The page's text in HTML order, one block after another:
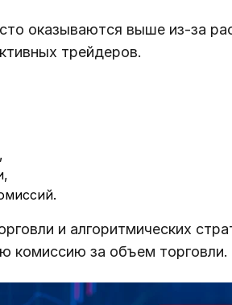
оказываются выше из-за
трейдеров.
и алгоритмических
комиссию за объем торговли.